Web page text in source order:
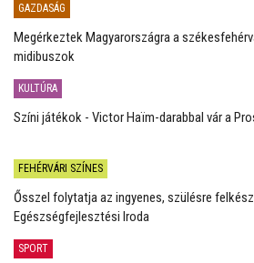
GAZDASÁG
Megérkeztek Magyarországra a
midibuszok
KULTÚRA
Színi játékok - Victor Haïm-darabbal vár a
FEHÉRVÁRI SZÍNES
Ősszel folytatja az ingyenes, szülésre
Egészségfejlesztési Iroda
SPORT